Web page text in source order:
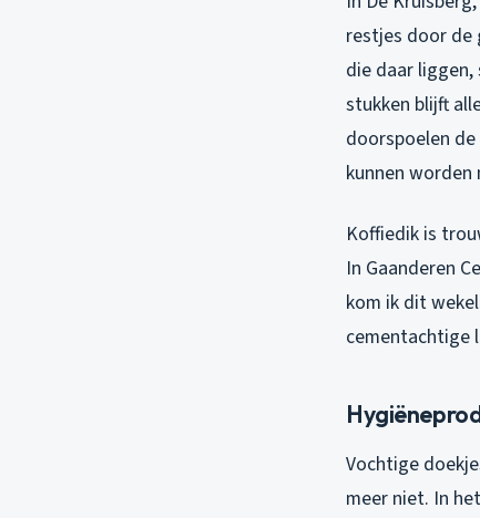
restjes door de
die daar
stukken blijft
doorspoelen
kunnen worden
Koffiedik is
In Gaanderen
kom ik dit
cementachtige
Vochtige
meer niet. In